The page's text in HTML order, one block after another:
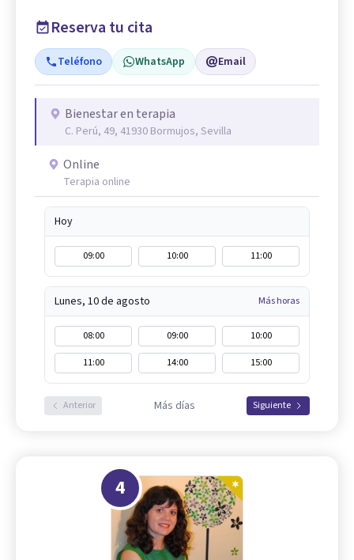
Reserva tu cita
Teléfono WhatsApp Email
Bienestar en terapia
C. Perú, 49, 41930 Bormujos, Sevilla
Online
Terapia online
Hoy
09:00 10:00 11:00
Lunes, 10 de agosto Más horas
08:00 09:00
10:00
11:00
14:00 15:00
Anterior Más días Siguiente
4